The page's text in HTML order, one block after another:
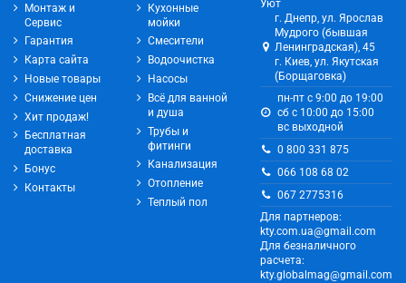
Монтаж и
Сервис
Гарантия
Карта сайта
Новые товары
Снижение цен
Хит продаж!
Бесплатная
доставка
Бонус
Контакты
Кухонные
мойки
Смесители
Водоочистка
Насосы
Всё для ванной
и душа
Трубы и
фитинги
Канализация
Отопление
Теплый пол
Уют
г. Днепр, ул. Ярослав
Мудрого (бывшая
Ленинградская), 45
г. Киев, ул. Якутская
(Борщаговка)
пн-пт с 9:00 до 19:00
сб с 10:00 до 15:00
вс выходной
0 800 331 875
066 108 68 02
067 2775316
Для партнеров:
kty.com.ua@gmail.com
Для безналичного
расчета:
kty.globalmag@gmail.com